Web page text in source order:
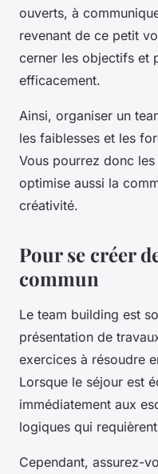
ouverts, à
revenant de ce petit
cerner les objectifs et
efficacement.
Ainsi, organiser un
les faiblesses et les
Vous pourrez donc
optimise aussi la
créativité.
Pour se créer
commun
Le team building est
présentation de
exercices à résoudre
Lorsque le séjour est
immédiatement aux
logiques qui
Cependant, assurez-